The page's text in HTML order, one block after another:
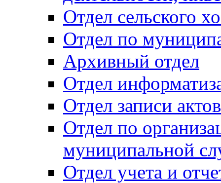
Отдел сельского
Отдел по
Архивный отдел
Отдел
Отдел записи
Отдел по
муниципальной
Отдел учета и